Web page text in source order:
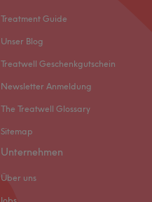
Treatment Guide
Unser Blog
Treatwell Geschenkgutschein
Newsletter Anmeldung
The Treatwell Glossary
Sitemap
Unternehmen
Über uns